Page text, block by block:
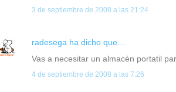
3 de septiembre de 2008 a las 21:24
radesega ha dicho que…
Vas a necesitar un almacén portatil
4 de septiembre de 2008 a las 7:26